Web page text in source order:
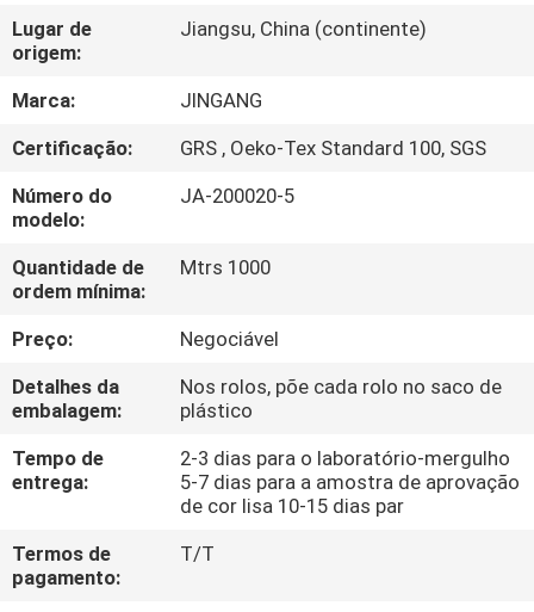
EXCURSÃO
DA
FÁBRICA
CONTROLE
DA
QUALIDADE
CONTACTE-
NOS
NOTÍCIA
CASOS
Lugar de
origem:
Jiangsu, China (continente)
Marca:
JINGANG
Certificação:
GRS , Oeko-Tex Standard 100, SGS
Número do
modelo:
JA-200020-5
Quantidade de
ordem mínima:
Mtrs 1000
Preço:
Negociável
Detalhes da
embalagem:
Nos rolos, põe cada rolo no saco de
plástico
Tempo de
entrega:
2-3 dias para o laboratório-mergulho
5-7 dias para a amostra de aprovação
de cor lisa 10-15 dias par
Termos de
pagamento:
T/T